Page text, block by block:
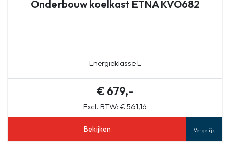
Onderbouw koelkast ETNA KVO682
Energieklasse E
€ 679,-
Excl. BTW: € 561,16
Bekijken Vergelijk